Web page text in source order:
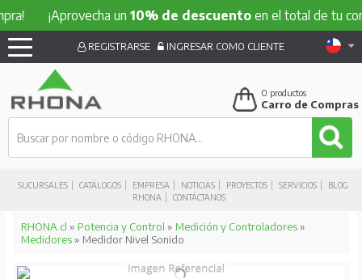
¡Aprovecha un10% de descuentoen el total de tu
SUCURSALES CATÁLOGOS EMPRESA NOTICIAS PROYECTOS SERVICIOS
BLOG
RHONA
CONTÁCTANOS
REGISTRARSE INGRESAR COMO CLIENTE
0 productos
Carro de Compras
RHONA.cl » Potencia y Control » Medición y Controladores»
Medidores» Medidor Nivel Sonido